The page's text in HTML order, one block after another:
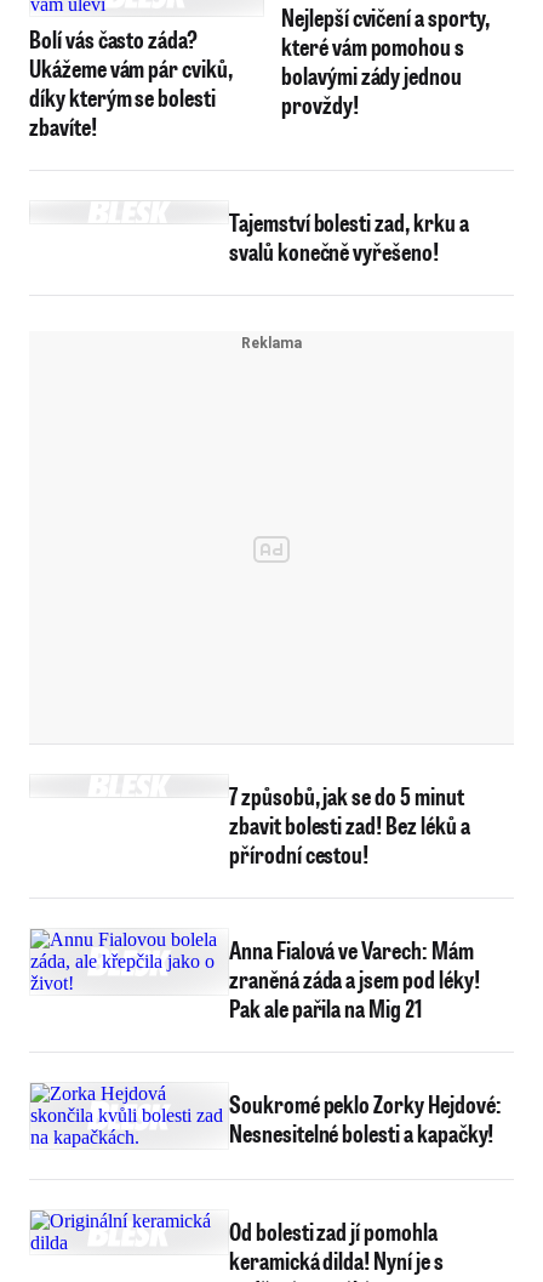
Bolí vás často záda?
Ukážeme vám pár cviků,
díky kterým se bolesti
zbavíte!
Nejlepší cvičení a sporty,
které vám pomohou s
bolavými zády jednou
provždy!
Tajemství bolesti zad, krku a
svalů konečně vyřešeno!
7 způsobů, jak se do 5 minut
zbavit bolesti zad! Bez léků a
přírodní cestou!
Anna Fialová ve Varech: Mám
zraněná záda a jsem pod léky!
Pak ale pařila na Mig 21
Soukromé peklo Zorky Hejdové:
Nesnesitelné bolesti a kapačky!
Od bolesti zad jí pomohla
keramická dilda! Nyní je s